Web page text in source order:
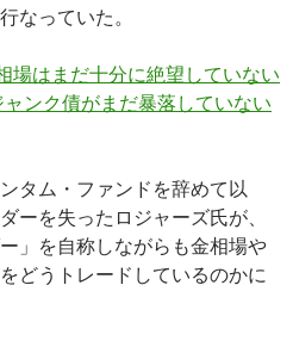
なっていた。
場はまだ十分に絶望していない
ンク債がまだ暴落していない
タム・ファンドを辞めて以
ーを失ったロジャーズ氏が、
」を自称しながらも金相場や
どうトレードしているのかに